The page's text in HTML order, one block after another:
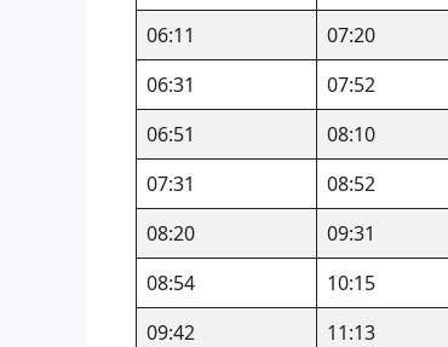
06:11
07:20
06:31
07:52
06:51
08:10
07:31
08:52
08:20
09:31
08:54
10:15
09:42
11:13